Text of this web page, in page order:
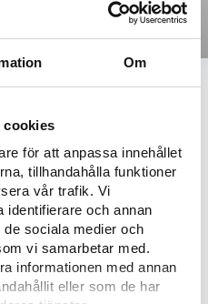
Om
cookies
för att anpassa innehållet
tillhandahålla funktioner
vår trafik. Vi
identifierare och annan
sociala medier och
vi samarbetar med.
informationen med annan
eller som de har